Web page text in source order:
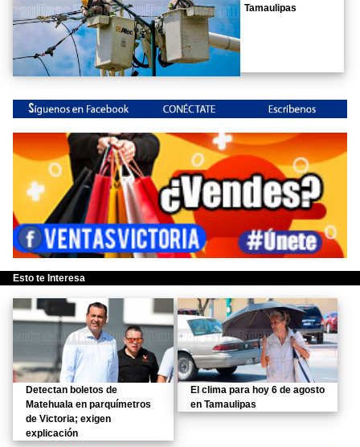
Tamaulipas
Esto te Interesa
Detectan boletos de
Matehuala en parquímetros
de Victoria; exigen
explicación
El clima para hoy 6 de agosto
en Tamaulipas